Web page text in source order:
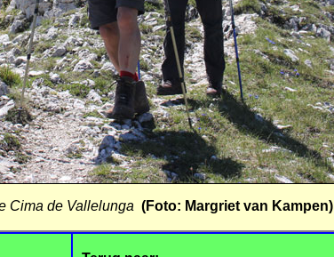
Cima de Vallelunga (Foto: Margriet van Kampen)